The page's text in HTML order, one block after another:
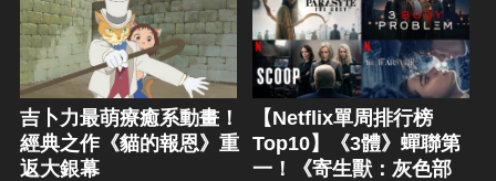
吉卜力最萌療癒系動畫！
經典之作《貓的報恩》重
返大銀幕
【Netflix單周排行榜
Top10】《3體》蟬聯第
一！《寄生獸：灰色部